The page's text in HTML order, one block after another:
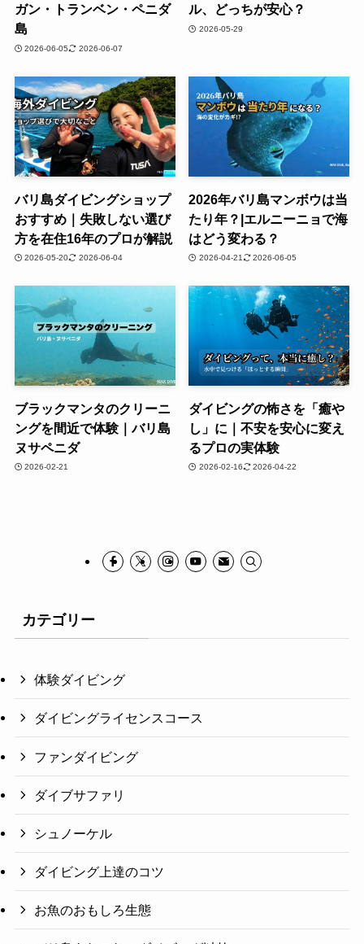
ガン・トランベン・ペニダ
島
2026-06-05 2026-06-07
ル、どっちが安心？
2026-05-29
バリ島ダイビングショップ
おすすめ｜失敗しない選び
方を在住16年のプロが解説
2026-05-20 2026-06-04
2026年バリ島マンボウは当
たり年？|エルニーニョで海
はどう変わる？
2026-04-21 2026-06-05
ブラックマンタのクリーニ
ングを間近で体験｜バリ島
ヌサペニダ
2026-02-21
ダイビングの怖さを「癒や
し」に｜不安を安心に変え
るプロの実体験
2026-02-16 2026-04-22
カテゴリー
体験ダイビング
ダイビングライセンスコース
ファンダイビング
ダイブサファリ
シュノーケル
ダイビング上達のコツ
お魚のおもしろ生態